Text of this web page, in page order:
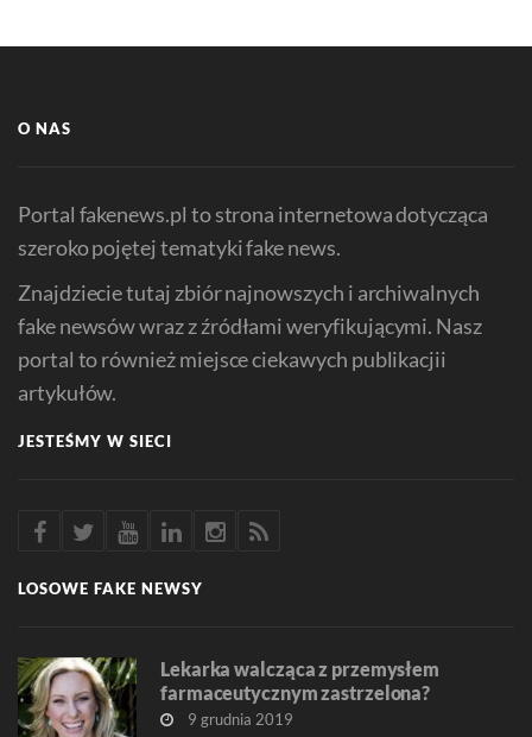
O NAS
Portal fakenews.pl to strona internetowa dotycząca
szeroko pojętej tematyki fake news.
Znajdziecie tutaj zbiór najnowszych i archiwalnych
fake newsów wraz z źródłami weryfikującymi. Nasz
portal to również miejsce ciekawych publikacjii
artykułów.
JESTEŚMY W SIECI
LOSOWE FAKE NEWSY
Lekarka walcząca z przemysłem
farmaceutycznym zastrzelona?
9 grudnia 2019